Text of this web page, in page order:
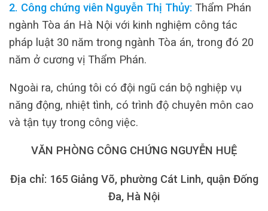
2. Công chứng viên Nguyễn Thị Thủy: Thẩm Phán
ngành Tòa án Hà Nội với kinh nghiệm công tác
pháp luật 30 năm trong ngành Tòa án, trong đó 20
năm ở cương vị Thẩm Phán.
Ngoài ra, chúng tôi có đội ngũ cán bộ nghiệp vụ
năng động, nhiệt tình, có trình độ chuyên môn cao
và tận tụy trong công việc.
VĂN PHÒNG CÔNG CHỨNG NGUYỄN HUỆ
Địa chỉ: 165 Giảng Võ, phường Cát Linh, quận Đống
Đa, Hà Nội